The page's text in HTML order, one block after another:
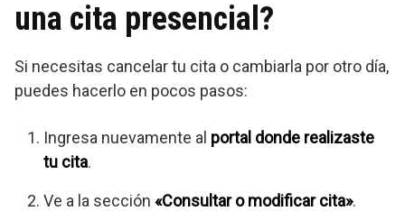
una cita presencial?
Si necesitas cancelar tu cita o cambiarla por otro día,
puedes hacerlo en pocos pasos:
Ingresa nuevamente al portal donde realizaste
tu cita.
Ve a la sección «Consultar o modificar cita».